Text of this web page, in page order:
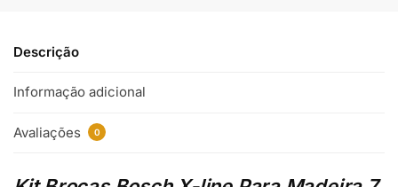
Descrição
Informação adicional
Avaliações 0